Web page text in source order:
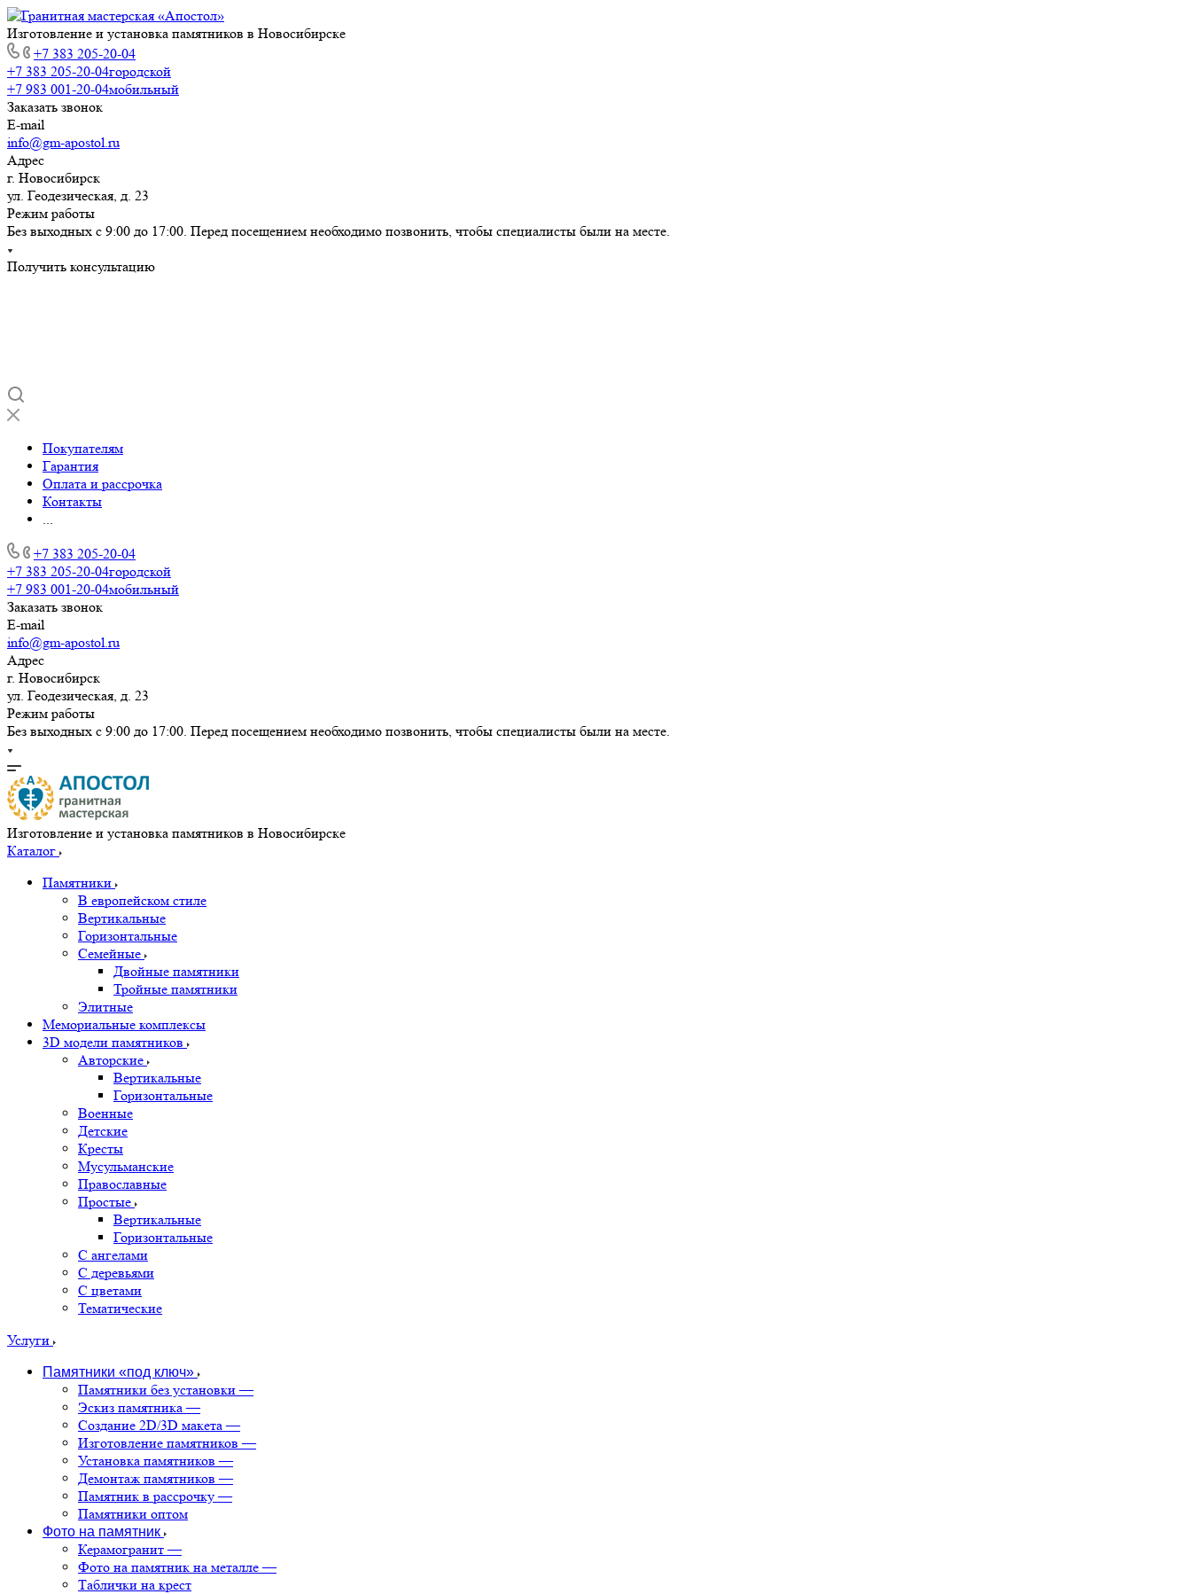
Изготовление и установка памятников в Новосибирске
+7 383 205-20-04
+7 383 205-20-04городской
+7 983 001-20-04мобильный
Заказать звонок
E-mail
info@gm-apostol.ru
Адрес
г. Новосибирск
ул. Геодезическая, д. 23
Режим работы
Без выходных с 9:00 до 17:00. Перед посещением необходимо позвонить, чтобы специалисты были на месте.
Получить консультацию
Покупателям
Гарантия
Оплата и рассрочка
Контакты
...
+7 383 205-20-04
+7 383 205-20-04городской
+7 983 001-20-04мобильный
Заказать звонок
E-mail
info@gm-apostol.ru
Адрес
г. Новосибирск
ул. Геодезическая, д. 23
Режим работы
Без выходных с 9:00 до 17:00. Перед посещением необходимо позвонить, чтобы специалисты были на месте.
Изготовление и установка памятников в Новосибирске
Каталог
Памятники
В европейском стиле
Вертикальные
Горизонтальные
Семейные
Двойные памятники
Тройные памятники
Элитные
Мемориальные комплексы
3D модели памятников
Авторские
Вертикальные
Горизонтальные
Военные
Детские
Кресты
Мусульманские
Православные
Простые
Вертикальные
Горизонтальные
С ангелами
С деревьями
С цветами
Тематические
Услуги
Памятники «под ключ»
Памятники без установки —
Эскиз памятника —
Создание 2D/3D макета —
Изготовление памятников —
Установка памятников —
Демонтаж памятников —
Памятник в рассрочку —
Памятники оптом
Фото на памятник
Керамогранит —
Фото на памятник на металле —
Таблички на крест